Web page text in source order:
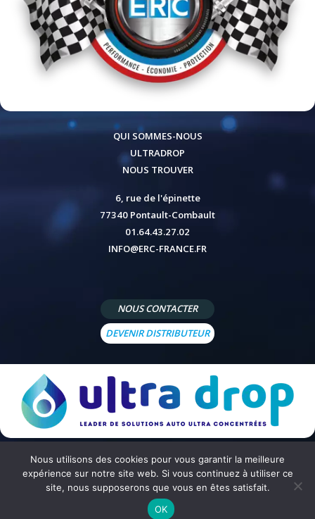
QUI SOMMES-NOUS
ULTRADROP
NOUS TROUVER
6, rue de l'épinette
77340 Pontault-Combault
01.64.43.27.02
INFO@ERC-FRANCE.FR
NOUS CONTACTER
DEVENIR DISTRIBUTEUR
© 2026 - Site réalisé par Peppermint Agency Mentions légales Politique de confidentialité
générales de vente
Nous utilisons des cookies pour vous garantir la meilleure
expérience sur notre site web. Si vous continuez à utiliser ce
site, nous supposerons que vous en êtes satisfait.
OK